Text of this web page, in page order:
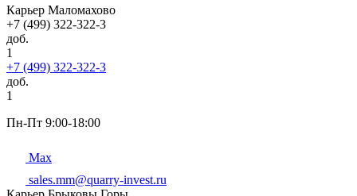
Карьер Маломахово
+7 (499) 322-322-3
доб.
1
+7 (499) 322-322-3
доб.
1
Пн-Пт 9:00-18:00
Max
sales.mm@quarry-invest.ru